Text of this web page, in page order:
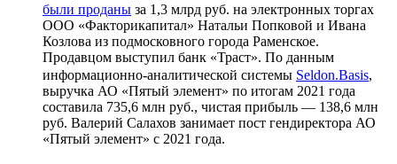
были проданы за 1,3 млрд руб. на электронных торгах
ООО «Факторикапитал» Натальи Попковой и Ивана
Козлова из подмосковного города Раменское.
Продавцом выступил банк «Траст». По данным
информационно-аналитической системы Seldon.Basis,
выручка АО «Пятый элемент» по итогам 2021 года
составила 735,6 млн руб., чистая прибыль — 138,6 млн
руб. Валерий Салахов занимает пост гендиректора АО
«Пятый элемент» с 2021 года.